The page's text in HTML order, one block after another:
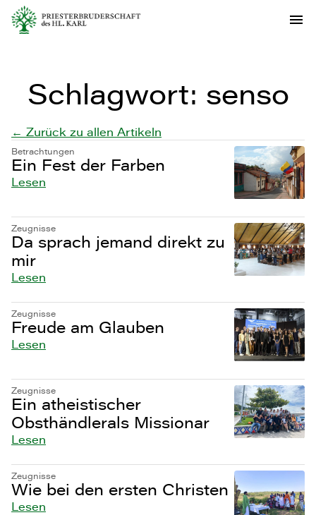
Schlagwort: senso
← Zurück zu allen Artikeln
Betrachtungen
Ein Fest der Farben
Lesen
Zeugnisse
Da sprach jemand direkt zu
mir
Lesen
Zeugnisse
Freude am Glauben
Lesen
Zeugnisse
Ein atheistischer
Obsthändlerals Missionar
Lesen
Zeugnisse
Wie bei den ersten Christen
Lesen